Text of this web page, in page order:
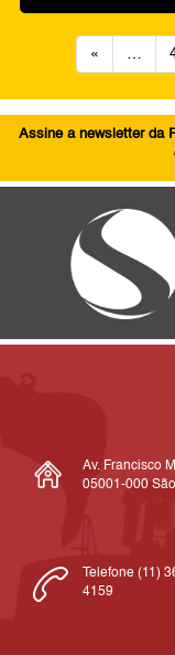
« …
Assine a newsletter da
Av. Francisco
05001-000
Telefone (11)
4159